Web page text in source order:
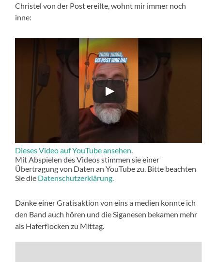
Christel von der Post ereilte, wohnt mir immer noch
inne:
Dieses Video auf YouTube ansehen
Mit Abspielen des Videos stimmen sie einer
Übertragung von Daten an YouTube zu. Bitte beachten
Sie die Datenschutzerklärung.
Danke einer Gratisaktion von eins a medien konnte ich
den Band auch hören und die Siganesen bekamen mehr
als Haferflocken zu Mittag.